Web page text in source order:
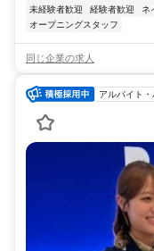
未経験者歓迎
経験者歓迎 ネ
オープニングスタッフ
同じ企業の求人
アルバイト・